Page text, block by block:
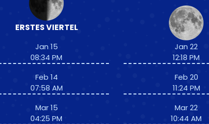
ERSTES VIERTEL
Jan 15
08:34 PM
Feb 14
07:58 AM
Mar 15
04:25 PM
Jan 22
12:18 PM
Feb 20
11:24 PM
Mar 22
10:44 AM